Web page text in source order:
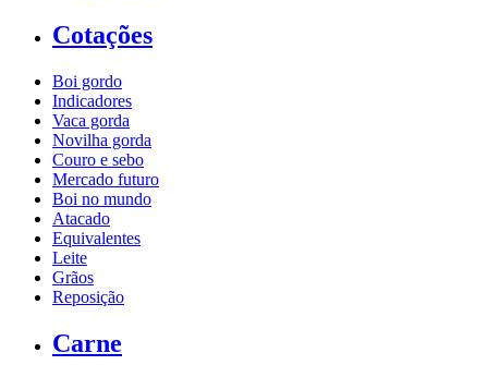
Cotações
Boi gordo
Indicadores
Vaca gorda
Novilha gorda
Couro e sebo
Mercado futuro
Boi no mundo
Atacado
Equivalentes
Leite
Grãos
Reposição
Carne